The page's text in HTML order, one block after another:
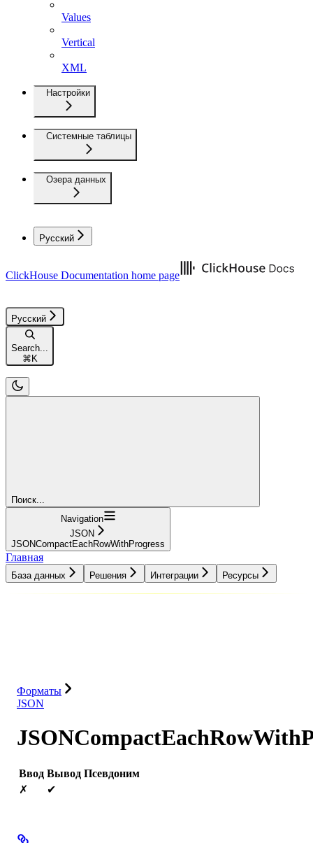
Values
Vertical
XML
Настройки
Системные таблицы
Озера данных
Русский
ClickHouse Documentation home page
Русский
Search...
⌘K
Поиск...
Navigation
JSON
JSONCompactEachRowWithProgress
Главная
База данных Решения Интеграции Ресурсы
Форматы
JSON
Ввод Вывод Псевдоним
✗
✔